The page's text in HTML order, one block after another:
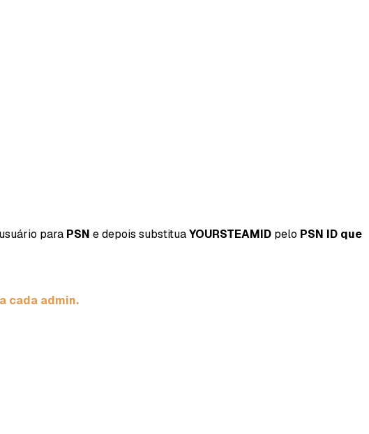
para PSN e depois substituaYOURSTEAMID pelo PSN ID que
cada admin.